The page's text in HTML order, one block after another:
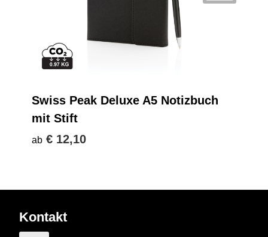
Swiss Peak Deluxe A5 Notizbuch
mit Stift
ab € 12,10
Kontakt